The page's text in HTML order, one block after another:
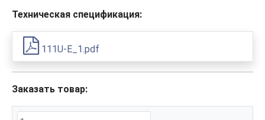
Техническая спецификация:
111U-E_1.pdf
Заказать товар: